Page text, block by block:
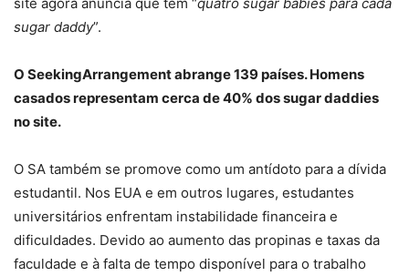
sugar daddy”.
O SeekingArrangement abrange 139 países. Homens
casados ​​representam cerca de 40% dos sugar daddies
no site.
O SA também se promove como um antídoto para a dívida
estudantil. Nos EUA e em outros lugares, estudantes
universitários enfrentam instabilidade financeira e
dificuldades. Devido ao aumento das propinas e taxas da
faculdade e à falta de tempo disponível para o trabalho